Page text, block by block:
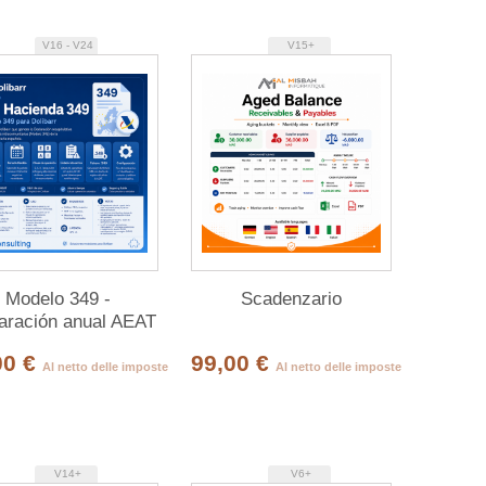
V16 - V24
Modelo 349 -
anual AEAT
€ Al netto delle imposte
V15+
Scadenzario
99,00 € Al netto delle imposte
V14+ V6+